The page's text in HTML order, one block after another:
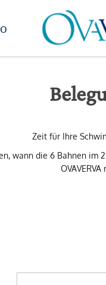
Zeit für Ihre
wann die 6 Bahnen im